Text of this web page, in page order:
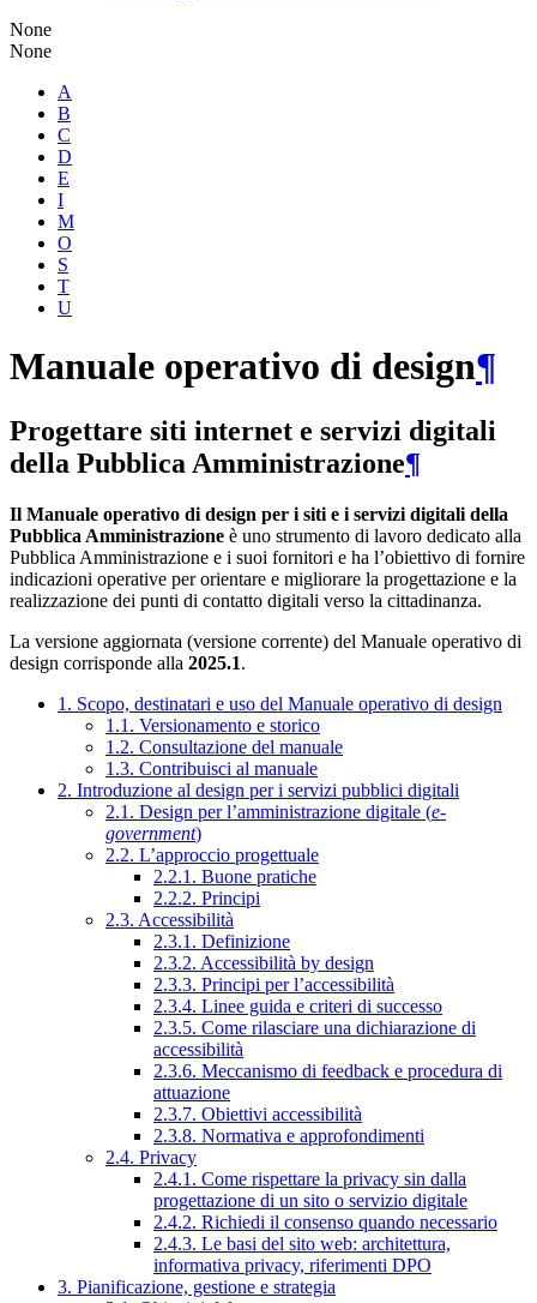
None
None
A
B
C
D
E
I
M
O
S
T
U
Manuale operativo di design¶
Progettare siti internet e servizi digitali
della Pubblica Amministrazione¶
Il Manuale operativo di design per i siti e i servizi digitali della
Pubblica Amministrazione è uno strumento di lavoro dedicato alla
Pubblica Amministrazione e i suoi fornitori e ha l’obiettivo di fornire
indicazioni operative per orientare e migliorare la progettazione e la
realizzazione dei punti di contatto digitali verso la cittadinanza.
La versione aggiornata (versione corrente) del Manuale operativo di
design corrisponde alla 2025.1.
1. Scopo, destinatari e uso del Manuale operativo di design
1.1. Versionamento e storico
1.2. Consultazione del manuale
1.3. Contribuisci al manuale
2. Introduzione al design per i servizi pubblici digitali
2.1. Design per l’amministrazione digitale (e-
government)
2.2. L’approccio progettuale
2.2.1. Buone pratiche
2.2.2. Principi
2.3. Accessibilità
2.3.1. Definizione
2.3.2. Accessibilità by design
2.3.3. Principi per l’accessibilità
2.3.4. Linee guida e criteri di successo
2.3.5. Come rilasciare una dichiarazione di
accessibilità
2.3.6. Meccanismo di feedback e procedura di
attuazione
2.3.7. Obiettivi accessibilità
2.3.8. Normativa e approfondimenti
2.4. Privacy
2.4.1. Come rispettare la privacy sin dalla
progettazione di un sito o servizio digitale
2.4.2. Richiedi il consenso quando necessario
2.4.3. Le basi del sito web: architettura,
informativa privacy, riferimenti DPO
3. Pianificazione, gestione e strategia